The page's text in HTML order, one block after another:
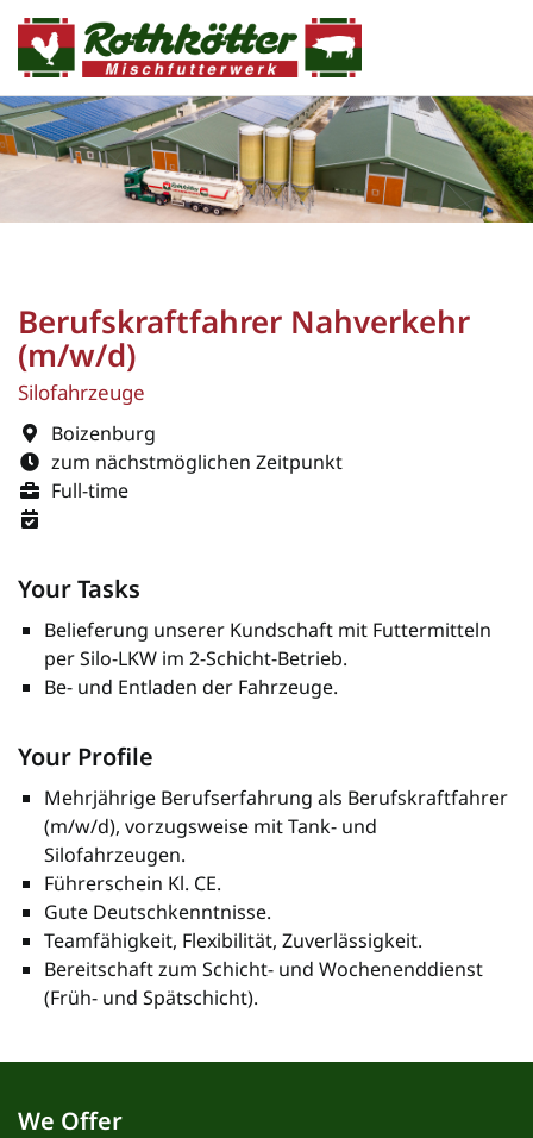
Berufskraftfahrer Nahverkehr
(m/w/d)
Silofahrzeuge
Boizenburg
zum nächstmöglichen Zeitpunkt
Full-time
Your Tasks
Belieferung unserer Kundschaft mit Futtermitteln
per Silo-LKW im 2-Schicht-Betrieb.
Be- und Entladen der Fahrzeuge.
Your Profile
Mehrjährige Berufserfahrung als Berufskraftfahrer
(m/w/d), vorzugsweise mit Tank- und
Silofahrzeugen.
Führerschein Kl. CE.
Gute Deutschkenntnisse.
Teamfähigkeit, Flexibilität, Zuverlässigkeit.
Bereitschaft zum Schicht- und Wochenenddienst
(Früh- und Spätschicht).
We Offer